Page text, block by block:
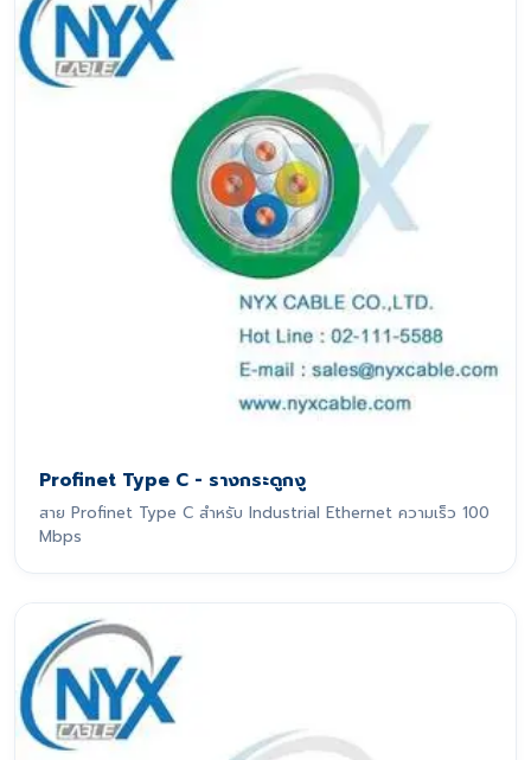
Profinet Type C - รางกระดูกงู
สาย Profinet Type C สำหรับ Industrial Ethernet ความเร็ว 100
Mbps